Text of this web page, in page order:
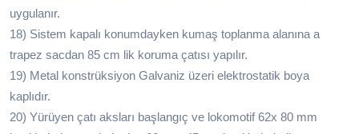
uygulanır.
18) Sistem kapalı konumdayken kumaş toplanma alanına a
trapez sacdan 85 cm lik koruma çatısı yapılır.
19) Metal konstrüksiyon Galvaniz üzeri elektrostatik boya
kaplıdır.
20) Yürüyen çatı aksları başlangıç ve lokomotif 62x 80 mm